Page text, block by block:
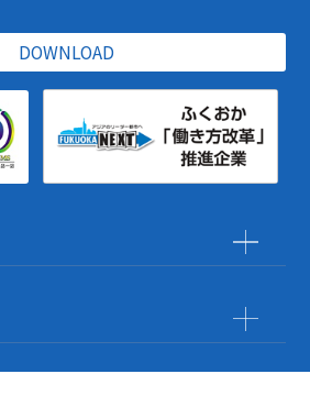
DOWNLOAD